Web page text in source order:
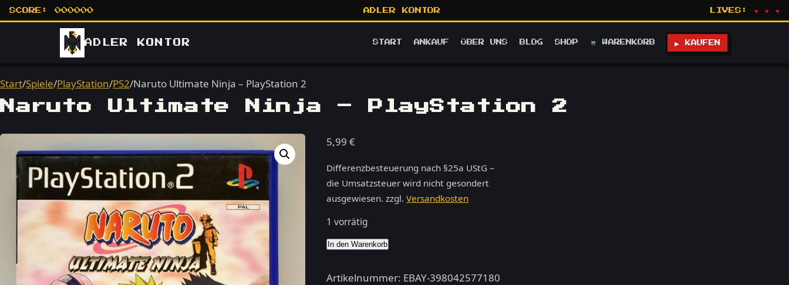
SCORE: 000000 ADLER KONTOR LIVES: ♥ ♥ ♥
ADLER KONTOR START ANKAUF ÜBER UNS BLOG SHOP WARENKORB ▶ KAUFEN
Start/Spiele/PlayStation/PS2/Naruto Ultimate Ninja – PlayStation 2
Naruto Ultimate Ninja – PlayStation 2
5,99 €
Differenzbesteuerung nach §25a UStG –
die Umsatzsteuer wird nicht gesondert
ausgewiesen. zzgl. Versandkosten
1 vorrätig
Naruto
Ninja
In den Warenkorb
Artikelnummer: EBAY-398042577180